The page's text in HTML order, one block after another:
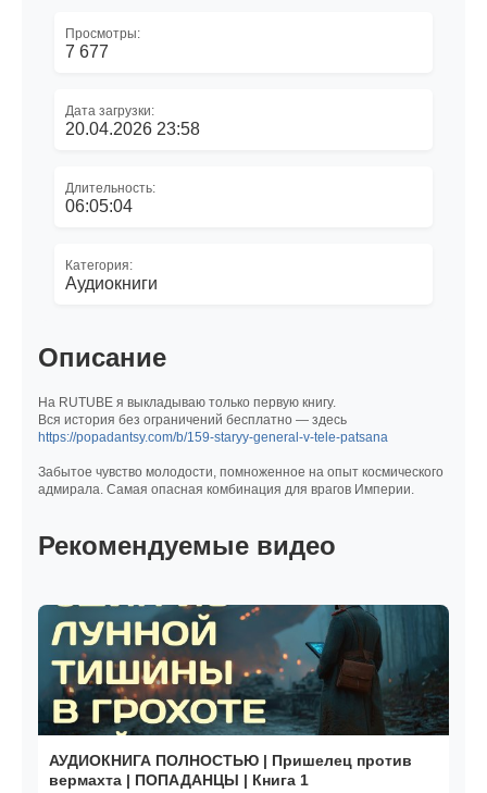
Просмотры:
7 677
Дата загрузки:
20.04.2026 23:58
Длительность:
06:05:04
Категория:
Аудиокниги
Описание
На RUTUBE я выкладываю только первую книгу.
Вся история без ограничений бесплатно — здесь
https://popadantsy.com/b/159-staryy-general-v-tele-patsana
Забытое чувство молодости, помноженное на опыт космического
адмирала. Самая опасная комбинация для врагов Империи.
Рекомендуемые видео
АУДИОКНИГА ПОЛНОСТЬЮ | Пришелец против
вермахта | ПОПАДАНЦЫ | Книга 1